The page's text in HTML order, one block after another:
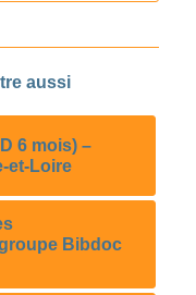
aussi
6 mois) –
et-Loire
Bibdoc